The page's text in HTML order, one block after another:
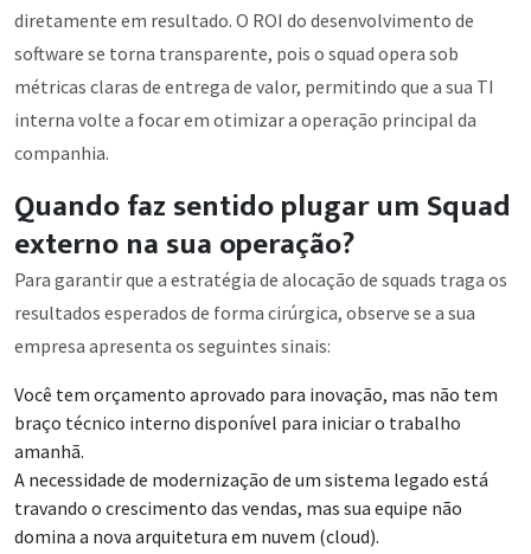
diretamente em resultado. O ROI do desenvolvimento de
software se torna transparente, pois o squad opera sob
métricas claras de entrega de valor, permitindo que a sua TI
interna volte a focar em otimizar a operação principal da
companhia.
Quando faz sentido plugar um Squad
externo na sua operação?
Para garantir que a estratégia de alocação de squads traga os
resultados esperados de forma cirúrgica, observe se a sua
empresa apresenta os seguintes sinais:
Você tem orçamento aprovado para inovação, mas não tem
braço técnico interno disponível para iniciar o trabalho
amanhã.
A necessidade de modernização de um sistema legado está
travando o crescimento das vendas, mas sua equipe não
domina a nova arquitetura em nuvem (cloud).